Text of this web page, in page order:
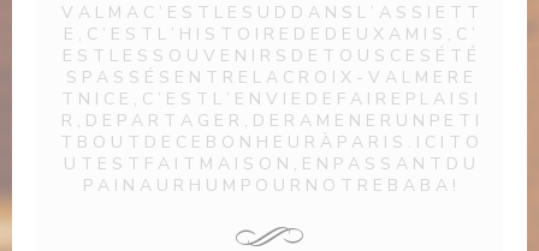
V A L M A C ’ E S T L E S U D D A N S L ’ A S S I E T T
E , C ’ E S T L ’ H I S T O I R E D E D E U X A M I S , C ’
E S T L E S S O U V E N I R S D E T O U S C E S É T É
S P A S S É S E N T R E L A C R O I X - V A L M E R E
T N I C E , C ’ E S T L ’ E N V I E D E F A I R E P L A I S I
R , D E P A R T A G E R , D E R A M E N E R U N P E T I
T B O U T D E C E B O N H E U R À P A R I S . I C I T O
U T E S T F A I T M A I S O N , E N P A S S A N T D U
P A I N A U R H U M P O U R N O T R E B A B A !